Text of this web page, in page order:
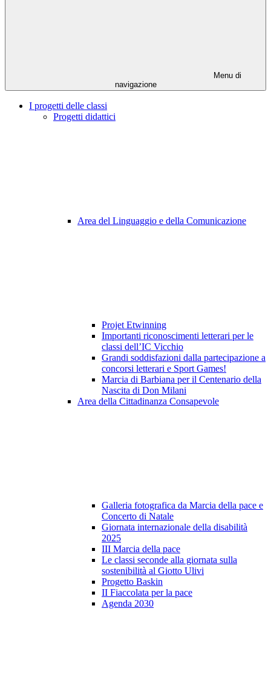
Menu di
navigazione
I progetti delle classi
Progetti didattici
Area del Linguaggio e della Comunicazione
Projet Etwinning
Importanti riconoscimenti letterari per le
classi dell’IC Vicchio
Grandi soddisfazioni dalla partecipazione a
concorsi letterari e Sport Games!
Marcia di Barbiana per il Centenario della
Nascita di Don Milani
Area della Cittadinanza Consapevole
Galleria fotografica da Marcia della pace e
Concerto di Natale
Giornata internazionale della disabilità
2025
III Marcia della pace
Le classi seconde alla giornata sulla
sostenibilità al Giotto Ulivi
Progetto Baskin
II Fiaccolata per la pace
Agenda 2030